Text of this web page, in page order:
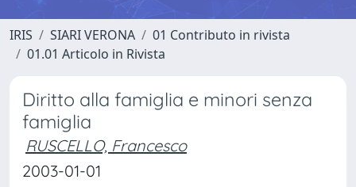
IRIS SIARI VERONA
01 Contributo in rivista
01.01 Articolo in Rivista
Diritto alla famiglia e minori senza
famiglia
RUSCELLO, Francesco
2003-01-01